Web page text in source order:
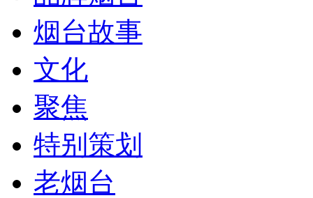
烟台故事
文化
聚焦
特别策划
老烟台